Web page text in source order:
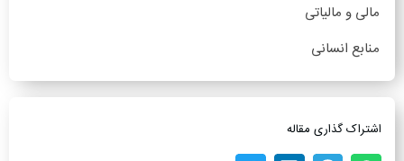
مالی و مالیاتی
منابع انسانی
اشتراک گذاری مقاله